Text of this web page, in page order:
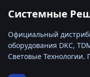
Системные
Официальный
оборудования DKC,
Световые Технологии.